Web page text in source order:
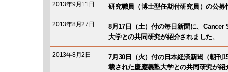
2013年9月11日 研究職員（博士型任期付研究員）の公募
2013年8月27日
8月17日（土）付の毎日新聞に、
大学との共同研究が紹介されました。
2013年8月2日
7月30日（火）付の日本経済新聞（朝刊
載された慶應義塾大学との共同研究が紹